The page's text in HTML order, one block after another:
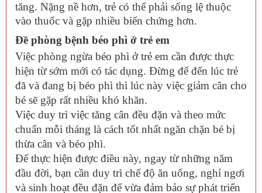
tăng. Nặng nề hơn, trẻ có thể phải sống lệ thuộc
vào thuốc và gặp nhiều biến chứng hơn.
Đề phòng bệnh béo phì ở trẻ em
Việc phòng ngừa béo phì ở trẻ em cần được thực
hiện từ sớm mới có tác dụng. Đừng để đến lúc trẻ
đã và đang bị béo phì thì lúc này việc giảm cân cho
bé sẽ gặp rất nhiều khó khăn.
Việc duy trì việc tăng cân đều đặn và theo mức
chuẩn mỗi tháng là cách tốt nhất ngăn chặn bé bị
thừa cân và béo phì.
Để thực hiện được điều này, ngay từ những năm
đầu đời, bạn cần duy trì chế độ ăn uống, nghỉ ngơi
và sinh hoạt đều đặn để vừa đảm bảo sự phát triển